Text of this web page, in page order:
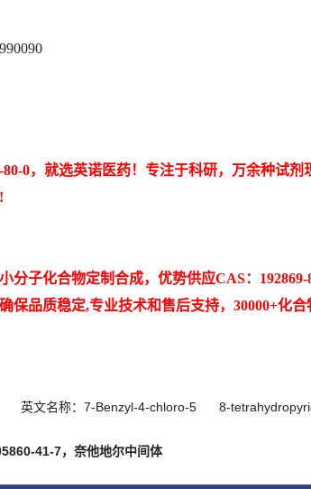
80-0，就选英诺医药！专注于科研，万余种试
分子化合物定制合成，优势供应CAS：
保品质稳定,专业技术和售后支持，30000+化
英文名称：7-Benzyl-4-chloro-5 8-
41-7，奈他地尔中间体